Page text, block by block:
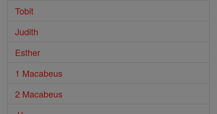
Tobit
Judith
Esther
1 Macabeus
2 Macabeus